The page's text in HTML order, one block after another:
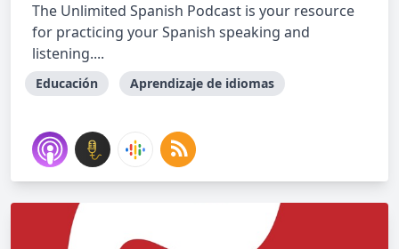
The Unlimited Spanish Podcast is your resource
for practicing your Spanish speaking and
listening....
Educación Aprendizaje de idiomas